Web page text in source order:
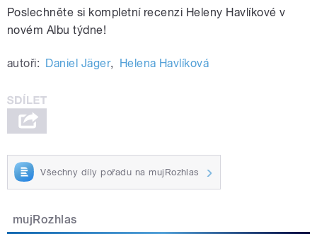
Poslechněte si kompletní recenzi Heleny Havlíkové v
novém Albu týdne!
autoři: Daniel Jäger, Helena Havlíková
Všechny díly pořadu na mujRozhlas
mujRozhlas